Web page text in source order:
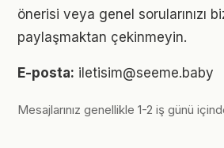
önerisi veya genel sorularınızı
paylaşmaktan çekinmeyin.
E-posta: iletisim@seeme.baby
Mesajlarınız genellikle 1-2 iş günü